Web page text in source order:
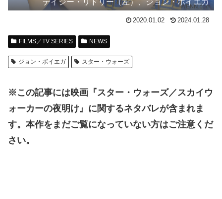
2020.01.02 2024.01.28
FILMS／TV SERIES NEWS
ジョン・ボイエガ スター・ウォーズ
※この記事には映画『スター・ウォーズ／スカイウ
ォーカーの夜明け』に関するネタバレが含まれま
す。本作をまだご覧になっていない方はご注意くだ
さい。